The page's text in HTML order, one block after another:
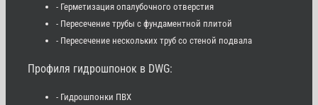
- Герметизация опалубочного отверстия
- Пересечение трубы с фундаментной плитой
- Пересечение нескольких труб со стеной подвала
Профиля гидрошпонок в DWG:
- Гидрошпонки ПВХ